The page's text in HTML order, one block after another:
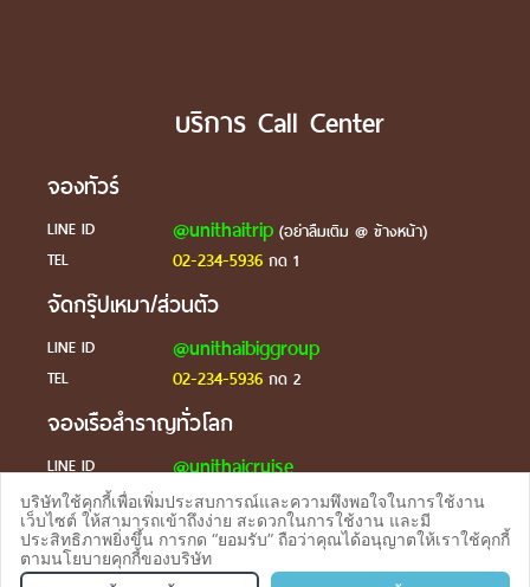
จองทัวร TEL
บริการ Call Center
จองทัวร์
LINE ID @unithaitrip(อย่าลืมเติม @ ข้างหน้า)
TEL
02-234-5936กด 1
จัดกรุ๊ปเหมา/ส่วนตัว
LINE ID @unithaibiggroup
TEL 02-234-5936กด 2
จองเรือสำราญทั่วโลก
LINE ID @unithaicruise
ร้องเรียน
LINE ID @unithaicare
บริษัทใช้คุกกี้เพื่อเพิ่มประสบการณ์และความพึงพอใจในการใช้งาน
เว็บไซต์ ให้สามารถเข้าถึงง่าย สะดวกในการใช้งาน และมี
ประสิทธิภาพยิ่งขึ้น การกด “ยอมรับ” ถือว่าคุณได้อนุญาตให้เราใช้คุกกี้
ตามนโยบายคุกกี้ของบริษัท